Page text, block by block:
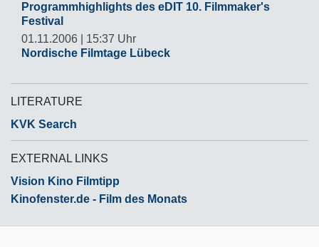
Programmhighlights des eDIT 10. Filmmaker's
Festival
01.11.2006 | 15:37 Uhr
Nordische Filmtage Lübeck
LITERATURE
KVK Search
EXTERNAL LINKS
Vision Kino Filmtipp
Kinofenster.de - Film des Monats